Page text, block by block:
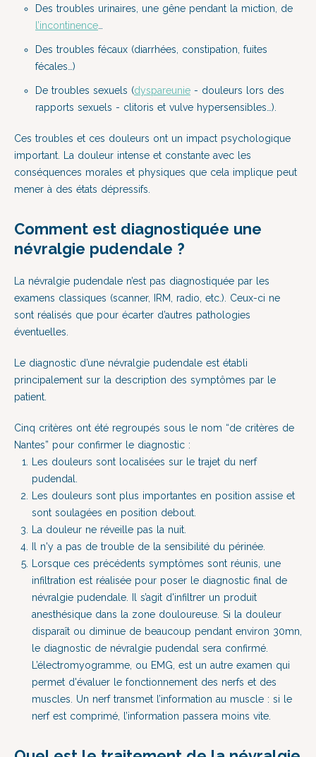
Des troubles urinaires, une gêne pendant la miction, de
l’incontinence…
Des troubles fécaux (diarrhées, constipation, fuites
fécales…)
De troubles sexuels (dyspareunie - douleurs lors des
rapports sexuels - clitoris et vulve hypersensibles…).
Ces troubles et ces douleurs ont un impact psychologique
important. La douleur intense et constante avec les
conséquences morales et physiques que cela implique peut
mener à des états dépressifs.
Comment est diagnostiquée une
névralgie pudendale ?
La névralgie pudendale n’est pas diagnostiquée par les
examens classiques (scanner, IRM, radio, etc.). Ceux-ci ne
sont réalisés que pour écarter d’autres pathologies
éventuelles.
Le diagnostic d’une névralgie pudendale est établi
principalement sur la description des symptômes par le
patient.
Cinq critères ont été regroupés sous le nom “de critères de
Nantes” pour confirmer le diagnostic :
Les douleurs sont localisées sur le trajet du nerf
pudendal.
Les douleurs sont plus importantes en position assise et
sont soulagées en position debout.
La douleur ne réveille pas la nuit.
Il n'y a pas de trouble de la sensibilité du périnée.
Lorsque ces précédents symptômes sont réunis, une
infiltration est réalisée pour poser le diagnostic final de
névralgie pudendale. Il s’agit d'infiltrer un produit
anesthésique dans la zone douloureuse. Si la douleur
disparaît ou diminue de beaucoup pendant environ 30mn,
le diagnostic de névralgie pudendal sera confirmé.
L’électromyogramme, ou EMG, est un autre examen qui
permet d'évaluer le fonctionnement des nerfs et des
muscles. Un nerf transmet l’information au muscle : si le
nerf est comprimé, l’information passera moins vite.